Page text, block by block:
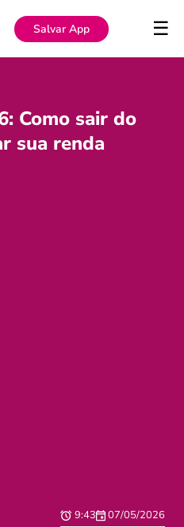
Salvar App ☰
Como sair do
sua renda
9:43 07/05/2026